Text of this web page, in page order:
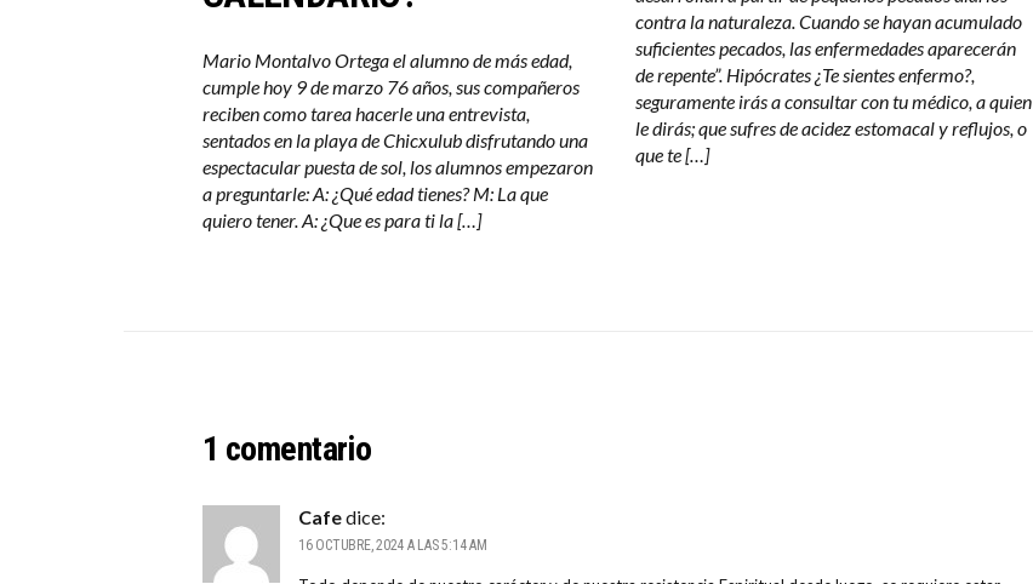
Mario Montalvo Ortega el alumno de más edad,
cumple hoy 9 de marzo 76 años, sus compañeros
reciben como tarea hacerle una entrevista,
sentados en la playa de Chicxulub disfrutando una
espectacular puesta de sol, los alumnos empezaron
a preguntarle: A: ¿Qué edad tienes? M: La que
quiero tener. A: ¿Que es para ti la […]
contra la naturaleza. Cuando se hayan acumulado
suficientes pecados, las enfermedades aparecerán
de repente”. Hipócrates ¿Te sientes enfermo?,
seguramente irás a consultar con tu médico, a quien
le dirás; que sufres de acidez estomacal y reflujos, o
que te […]
1 comentario
Cafedice:
16 OCTUBRE, 2024 A LAS 5:14 AM